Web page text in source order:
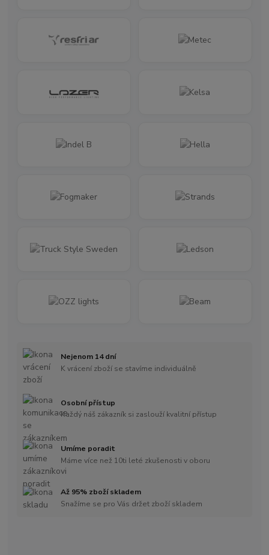
Nejenom 14 dní
K vrácení zboží se stavíme individuálně
Osobní přístup
Každý náš zákazník si zaslouží kvalitní přístup
Umíme poradit
Máme více než 10ti leté zkušenosti v oboru
Až 95% zboží skladem
Snažíme se pro Vás držet zboží skladem